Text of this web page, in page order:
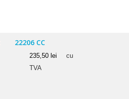
22206 CC
235,50 lei
cu
TVA